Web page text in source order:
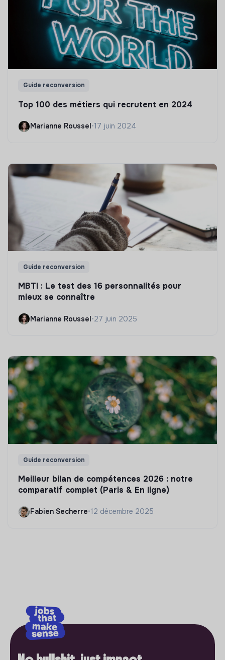
Guide reconversion
Top 100 des métiers qui recrutent en 2024
Marianne Roussel•17 juin 2024
Guide reconversion
MBTI : Le test des 16 personnalités pour
mieux se connaître
Marianne Roussel•27 juin 2025
Guide reconversion
Meilleur bilan de compétences 2026 : notre
comparatif complet (Paris & En ligne)
Fabien Secherre•12 décembre 2025